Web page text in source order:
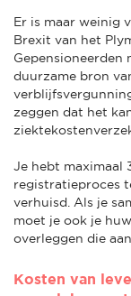
Er is maar weinig
Brexit van het
Gepensioneerden
duurzame bron
zeggen dat het
Je hebt maximaal
registratieproces
verhuisd. Als je
moet je ook je
overleggen die
Kosten van